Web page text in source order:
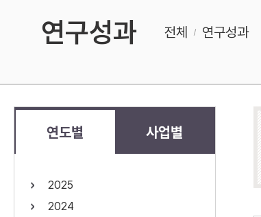
규장각 소개영상
고대
조선 후기
근대
연구성과 전체 연구성과
연도별 사업별
2025
2024